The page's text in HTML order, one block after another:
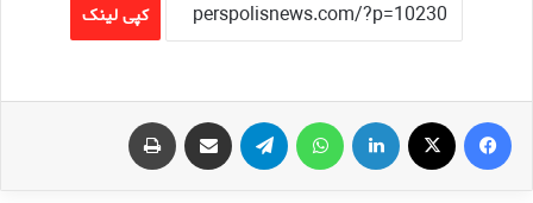
کپی لینک
فیس بوک لینکدین تلگرام اشتراک گذاری از طریق ایمیل